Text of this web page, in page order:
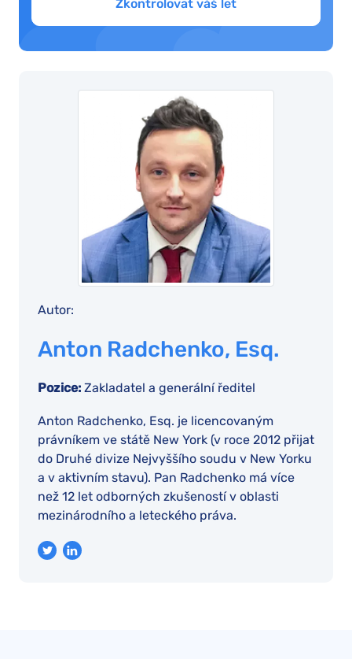
Zkontrolovat váš let
Autor:
Anton Radchenko, Esq.
Pozice: Zakladatel a generální ředitel
Anton Radchenko, Esq. je licencovaným
právníkem ve státě New York (v roce 2012 přijat
do Druhé divize Nejvyššího soudu v New Yorku
a v aktivním stavu). Pan Radchenko má více
než 12 let odborných zkušeností v oblasti
mezinárodního a leteckého práva.